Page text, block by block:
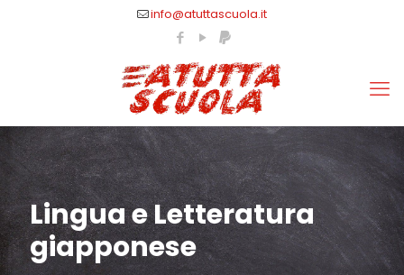
info@atuttascuola.it
Lingua e Letteratura
giapponese